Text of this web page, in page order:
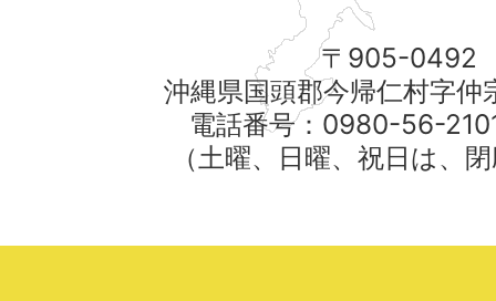
〒905-0492
沖縄県国頭郡今帰仁村字仲
電話番号：0980-56-
（土曜、日曜、祝日は、